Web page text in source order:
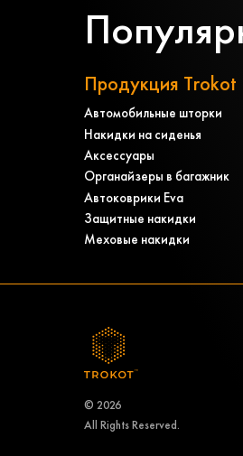
Продукция Trokot
Автомобильные шторки
Накидки на сиденья
Аксессуары
Органайзеры в багажник
Автоковрики Eva
Защитные накидки
Меховые накидки
© 2026
All Rights Reserved.